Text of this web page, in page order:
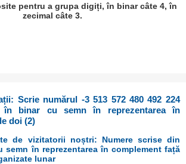
pentru a grupa digiți, în binar câte 4, în
zecimal câte 3.
Scrie numărul -3 513 572 480 492 224
în binar cu semn în reprezentarea în
doi (2)
de vizitatorii noștri: Numere scrise din
semn în reprezentarea în complement față
lunar